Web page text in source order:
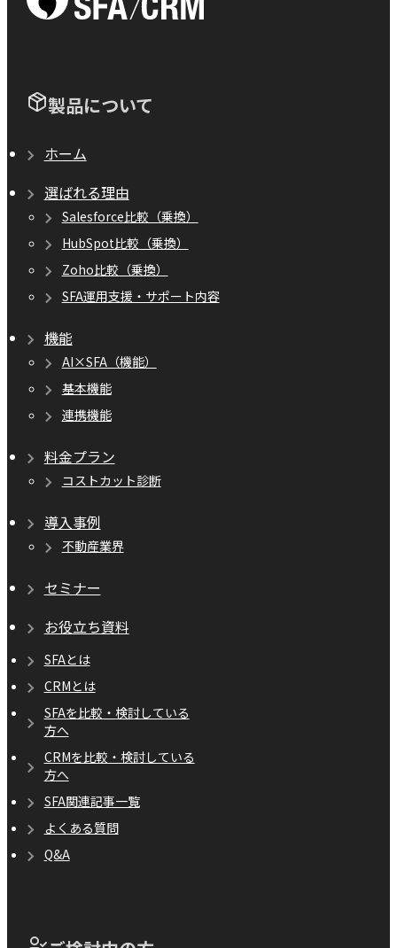
製品について
ホーム
選ばれる理由
Salesforce比較（乗換）
HubSpot比較（乗換）
Zoho比較（乗換）
SFA運用支援・サポート内容
機能
AI×SFA（機能）
基本機能
連携機能
料金プラン
コストカット診断
導入事例
不動産業界
セミナー
お役立ち資料
SFAとは
CRMとは
SFAを比較・検討している
方へ
CRMを比較・検討している
方へ
SFA関連記事一覧
よくある質問
Q&A